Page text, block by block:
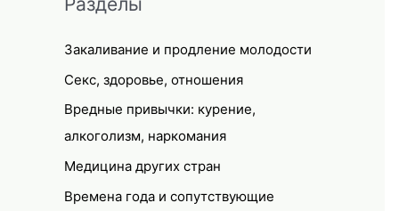
Закаливание и продление молодости
Секс, здоровье, отношения
Вредные привычки: курение,
алкоголизм, наркомания
Медицина других стран
Времена года и сопутствующие